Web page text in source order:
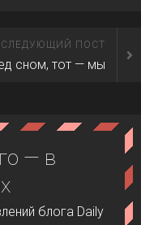
СЛЕДУЮЩИЙ ПОСТ
сном, тот — мы
— в
блога Daily